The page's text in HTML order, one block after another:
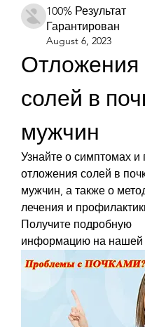
100% Результат
Гарантирован
August 6, 2023
Отложения
солей в
мужчин
Узнайте о симптомах и
отложения солей в
мужчин, а также о
лечения и
Получите подробную
информацию на нашей